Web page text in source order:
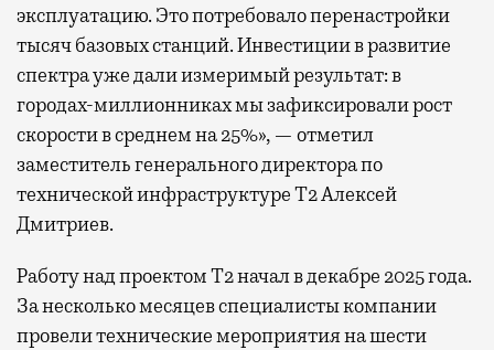
эксплуатацию. Это потребовало перенастройки
тысяч базовых станций. Инвестиции в развитие
спектра уже дали измеримый результат: в
городах-миллионниках мы зафиксировали рост
скорости в среднем на 25%», — отметил
заместитель генерального директора по
технической инфраструктуре Т2 Алексей
Дмитриев.
Работу над проектом Т2 начал в декабре 2025 года.
За несколько месяцев специалисты компании
провели технические мероприятия на шести